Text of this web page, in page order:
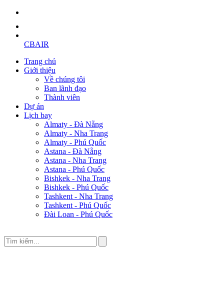
CBAIR
Trang chủ
Giới thiệu
Về chúng tôi
Ban lãnh đạo
Thành viên
Dự án
Lịch bay
Almaty - Đà Nẵng
Almaty - Nha Trang
Almaty - Phú Quốc
Astana - Đà Nẵng
Astana - Nha Trang
Astana - Phú Quốc
Bishkek - Nha Trang
Bishkek - Phú Quốc
Tashkent - Nha Trang
Tashkent - Phú Quốc
Đài Loan - Phú Quốc